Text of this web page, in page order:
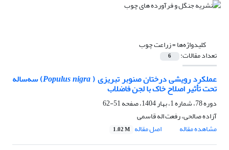
کلیدواژه‌ها =زراعت چوب
تعداد مقالات: 6
عملکرد رویشی درختان صنوبر تبریزی ( ) سه‌ساله
تحت تأثیر اصلاح خاک با لجن فاضلاب
دوره 78، شماره 1، بهار 1404، صفحه
51-62
آزاده صالحی، رفعت اله قاسمی
مشاهده مقاله
اصل مقاله 1.02 M